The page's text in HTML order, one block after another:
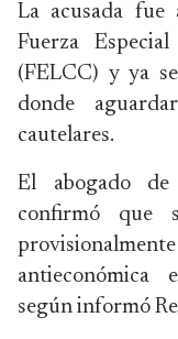
La acusada fue
Fuerza
(FELCC) y ya
donde
cautelares.
El abogado de
confirmó que
antieconómica
según informó